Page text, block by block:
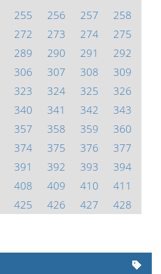
255 256 257
258
272 273 274
275
289 290 291
292
306 307 308
309
323 324 325
326
340 341 342
343
357 358 359
360
374 375 376
377
391 392 393
394
408 409 410
411
425 426 427
428